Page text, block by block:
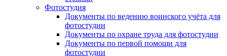
Фотостудия
Документы по ведению воинского учёта для
фотостудии
Документы по охране труда для фотостудии
Документы по первой помощи для
фотостудии